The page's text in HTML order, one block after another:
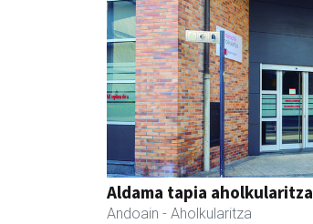
Aldama tapia aholkularitza
Andoain - Aholkularitza